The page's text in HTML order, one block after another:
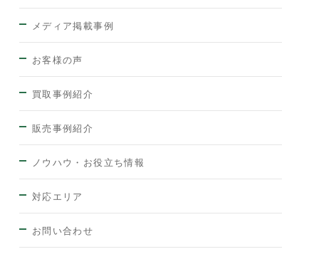
メディア掲載事例
お客様の声
買取事例紹介
販売事例紹介
ノウハウ・お役立ち情報
対応エリア
お問い合わせ